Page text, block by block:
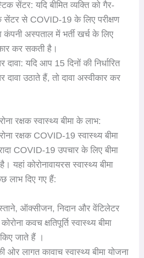
सेंटर: यदि बीमित व्यक्ति को गैर-
सेंटर से COVID-19 के लिए परीक्षण
कंपनी अस्पताल में भर्ती खर्च के लिए
कर सकती है।
दावा: यदि आप 15 दिनों की निर्धारित
दावा उठाते हैं, तो दावा अस्वीकार कर
रक्षक स्वास्थ्य बीमा के लाभ:
रक्षक COVID-19 स्वास्थ्य बीमा
COVID-19 उपचार के लिए बीमा
यहां कोरोनावायरस स्वास्थ्य बीमा
दिए गए हैं:
ऑक्सीजन, निदान और वेंटिलेटर
कवच क्षतिपूर्ति स्वास्थ्य बीमा
जाते हैं ।
लागत कावाच स्वास्थ्य बीमा योजना